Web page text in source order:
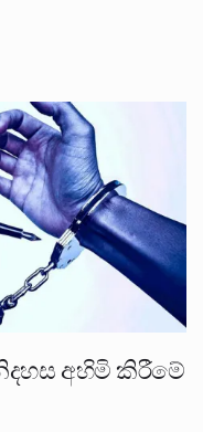
අහිමි කිරීමේ